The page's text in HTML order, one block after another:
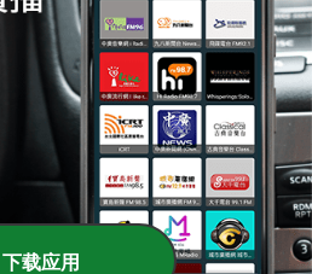
蔡英文出手"泛綠大整
"馬到成功"！藍營竹縣選戰"陷
文：敗票女王！
藍黨團"輕放中聯"重咬
戰"想順勢退場？白營七周年黨
賴清德：絕不投降！
下载应用